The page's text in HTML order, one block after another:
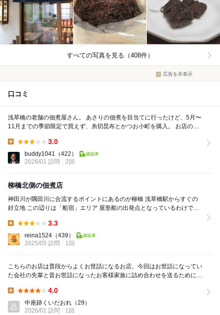
すべての写真を見る（408件）
広告を非表示
口コミ
浅草橋の老舗の佃煮屋さん。 あさりの佃煮を目当てに行ったけど、5月〜
11月までの季節限定で買えず、糸切昆布とかつお小町を購入。 お店のご
3.0
buddy1041 （422）
2026/01 訪問
2回
柳橋北側の佃煮店
神田川が隅田川に合流するポイントにあるのが柳橋 浅草橋駅からすぐの
好立地 この辺りは「船宿」エリア 屋形船の出発点となっているわけであ
3.3
reina1524 （439）
2025/05 訪問
1回
こちらのお店は普段からよくお世話になるお店。今回はお世話になってい
た会社の先輩と昔お世話になったお客様家族に詰め合わせを送るためにや
4.0
中座跡くいだおれ （29）
2026/01 訪問
1回